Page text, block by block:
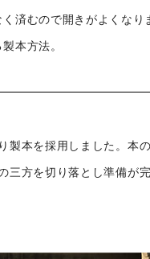
く済むので開きがよくな
本方法。
製本を採用しました。本
三方を切り落とし準備が